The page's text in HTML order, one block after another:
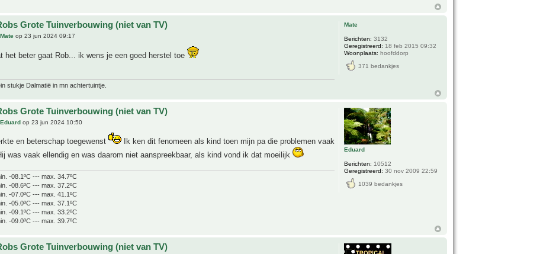
Grote Tuinverbouwing (niet van TV)
Mate op 23 jun 2024 09:17
het beter gaat Rob... ik wens je een goed herstel toe
stukje Dalmatië in mn achtertuintje.
Mate
Berichten: 3132
Geregistreerd: 18 feb 2015 09:32
Woonplaats: hoofddorp
371 bedankjes
Grote Tuinverbouwing (niet van TV)
Eduard op 23 jun 2024 10:50
en beterschap toegewenst
Ik ken dit fenomeen als kind toen mijn pa die problemen vaak
was vaak ellendig en was daarom niet aanspreekbaar, als kind vond ik dat moeilijk
-08.1ºC --- max. 34.7ºC
-08.6ºC --- max. 37.2ºC
-07.0ºC --- max. 41.1ºC
-05.0ºC --- max. 37.1ºC
-09.1ºC --- max. 33.2ºC
-09.0ºC --- max. 39.7ºC
Eduard
Berichten: 10512
Geregistreerd: 30 nov 2009 22:59
1039 bedankjes
Grote Tuinverbouwing (niet van TV)